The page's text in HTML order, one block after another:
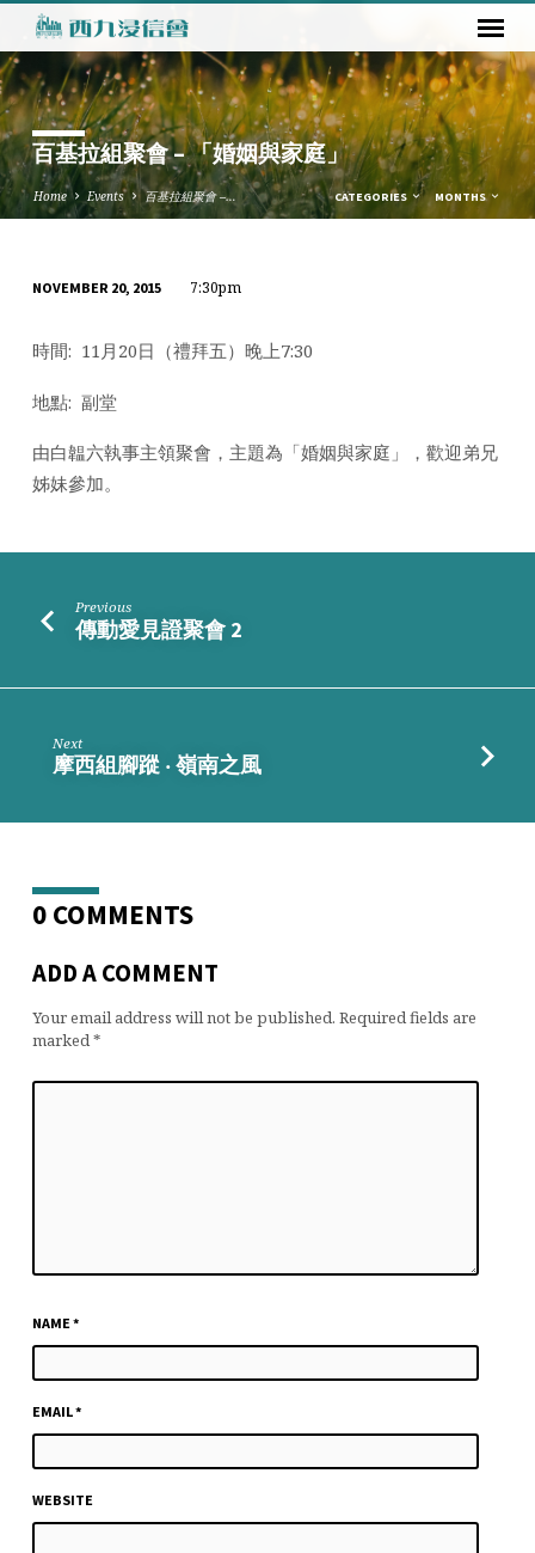
百基拉組聚會 – 「婚姻與家庭」
Home Events 百基拉組聚會 –… CATEGORIES MONTHS
基
拉
組
會
–
姻
家
庭」
NOVEMBER 20, 2015 7:30pm
時間: 11月20日（禮拜五）晚上7:30
地點: 副堂
由白韞六執事主領聚會，主題為「婚姻與家庭」，歡迎弟兄
姊妹參加。
Previous
傳動愛見證聚會 2
Next
摩西組腳蹤 ‧ 嶺南之風
0 COMMENTS
ADD A COMMENT
Your email address will not be published. Required fields are
marked *
NAME *
EMAIL*
WEBSITE